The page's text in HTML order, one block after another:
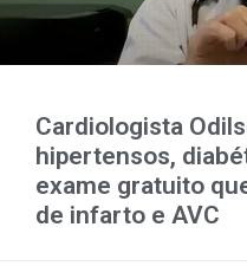
Cardiologista
hipertensos,
exame gratuito
de infarto e AVC